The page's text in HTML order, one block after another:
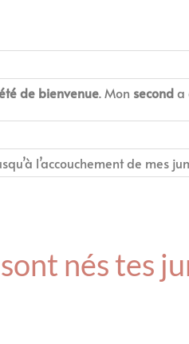
de bienvenue. Mon seconda
l’accouchement de mes
nés tes